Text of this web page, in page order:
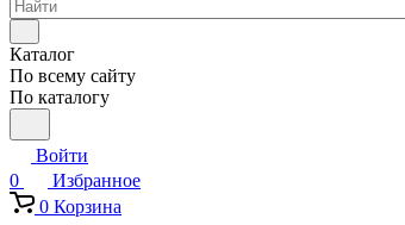
Каталог
По всему сайту
По каталогу
Войти
0
Избранное
0 Корзина